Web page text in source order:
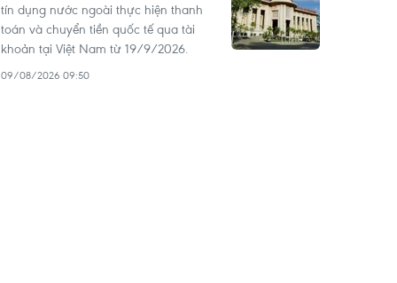
tín dụng nước ngoài thực hiện thanh
toán và chuyển tiền quốc tế qua tài
khoản tại Việt Nam từ 19/9/2026.
09/08/2026 09:50